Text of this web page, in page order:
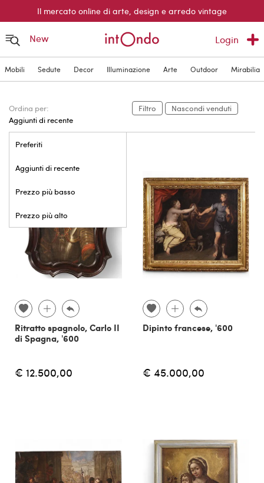
Il mercato online di arte, design e arredo vintage
New Login
Mobili Sedute Decor Illuminazione Arte Outdoor Mirabilia
Ordina per:
Aggiunti di recente
Preferiti
Aggiunti di recente
Prezzo più basso
Prezzo più alto
Filtro Nascondi venduti
Ritratto spagnolo, Carlo II
di Spagna, '600
€ 12.500,00
Dipinto francese, '600
€ 45.000,00